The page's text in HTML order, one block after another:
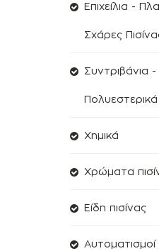
Επιχείλια -
Σχάρες
Συντριβάνια -
Χημικά
Χρώματα
Είδη πισίνας
Αυτοματισμοί